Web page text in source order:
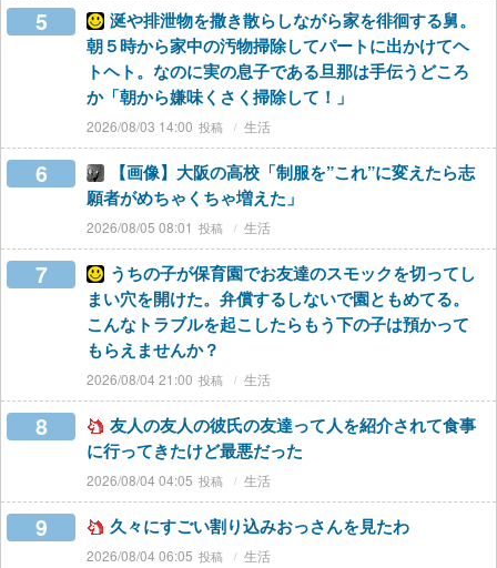
5
涎や排泄物を撒き散らしながら家を徘徊する舅。
朝５時から家中の汚物掃除してパートに出かけてヘ
トヘト。なのに実の息子である旦那は手伝うどころ
か「朝から嫌味くさく掃除して！」
2026/08/03 14:00 生活
6
【画像】大阪の高校「制服を”これ”に変えたら志
願者がめちゃくちゃ増えた」
2026/08/05 08:01 生活
7
うちの子が保育園でお友達のスモックを切ってし
まい穴を開けた。弁償するしないで園ともめてる。
こんなトラブルを起こしたらもう下の子は預かって
もらえませんか？
2026/08/04 21:00 生活
8
友人の友人の彼氏の友達って人を紹介されて食事
に行ってきたけど最悪だった
2026/08/04 04:05 生活
9 久々にすごい割り込みおっさんを見たわ
2026/08/04 06:05 生活